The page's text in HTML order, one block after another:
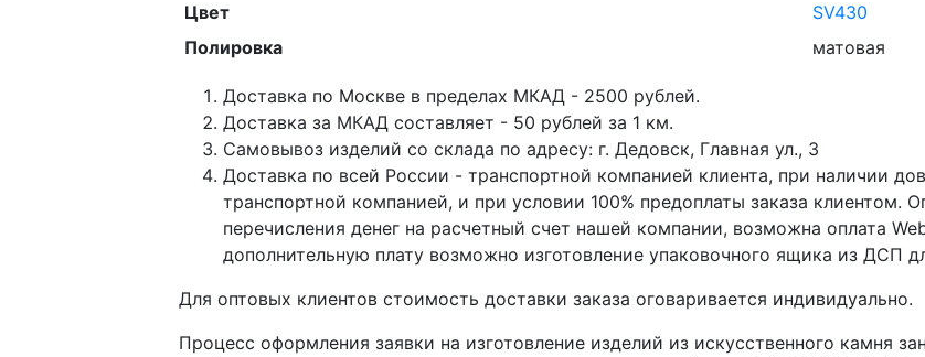
Цвет
SV430
Полировка
матовая
Доставка по Москве в пределах МКАД - 2500 рублей.
Доставка за МКАД составляет - 50 рублей за 1 км.
Самовывоз изделий со склада по адресу: г. Дедовск, Главная ул., 3
Доставка по всей России - транспортной компанией клиента, при наличии
транспортной компанией, и при условии 100% предоплаты заказа клиентом.
перечисления денег на расчетный счет нашей компании, возможна оплата
дополнительную плату возможно изготовление упаковочного ящика из ДСП
Для оптовых клиентов стоимость доставки заказа оговаривается индивидуально.
Процесс оформления заявки на изготовление изделий из искусственного камня